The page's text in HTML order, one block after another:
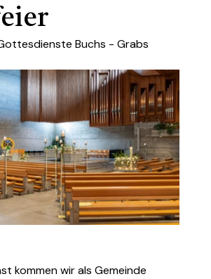
Buchs - Grabs
kommen wir als Gemeinde